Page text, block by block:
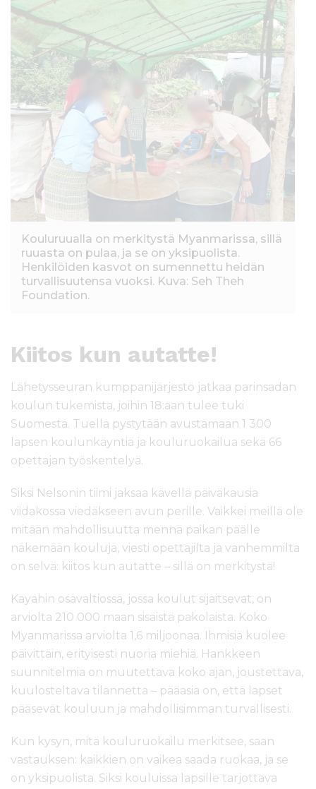
Kouluruualla on merkitystä Myanmarissa, sillä
ruuasta on pulaa, ja se on yksipuolista.
Henkilöiden kasvot on sumennettu heidän
turvallisuutensa vuoksi. Kuva: Seh Theh
Foundation.
Kiitos kun autatte!
Lähetysseuran kumppanijärjestö jatkaa parinsadan
koulun tukemista, joihin 18:aan tulee tuki
Suomesta. Tuella pystytään avustamaan 1 300
lapsen koulunkäyntiä ja kouluruokailua sekä 66
opettajan työskentelyä.
Siksi Nelsonin tiimi jaksaa kävellä päiväkausia
viidakossa viedäkseen avun perille. Vaikkei meillä ole
mitään mahdollisuutta mennä paikan päälle
näkemään kouluja, viesti opettajilta ja vanhemmilta
on selvä: kiitos kun autatte – sillä on merkitystä!
Kayahin osavaltiossa, jossa koulut sijaitsevat, on
arviolta 210 000 maan sisäistä pakolaista. Koko
Myanmarissa arviolta 1,6 miljoonaa. Ihmisiä kuolee
päivittäin, erityisesti nuoria miehiä. Hankkeen
suunnitelmia on muutettava koko ajan, joustettava,
kuulosteltava tilannetta – pääasia on, että lapset
pääsevät kouluun ja mahdollisimman turvallisesti.
Kun kysyn, mitä kouluruokailu merkitsee, saan
vastauksen: kaikkien on vaikea saada ruokaa, ja se
on yksipuolista. Siksi kouluissa lapsille tarjottava